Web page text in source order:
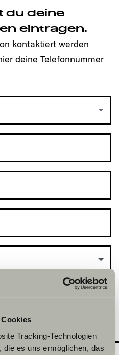
Tracking-Technologien
die es uns ermöglichen, das
es:
sich bei Dir!
du deine
eintragen.
kontaktiert werden
deine Telefonnummer